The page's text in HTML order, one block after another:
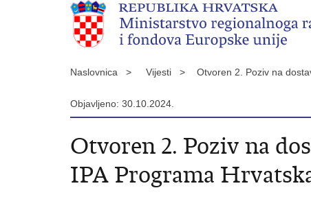
Naslovnica > Vijesti > Otvoren 2. Poziv na
Objavljeno: 30.10.2024.
Otvoren 2. Poziv na
IPA Programa